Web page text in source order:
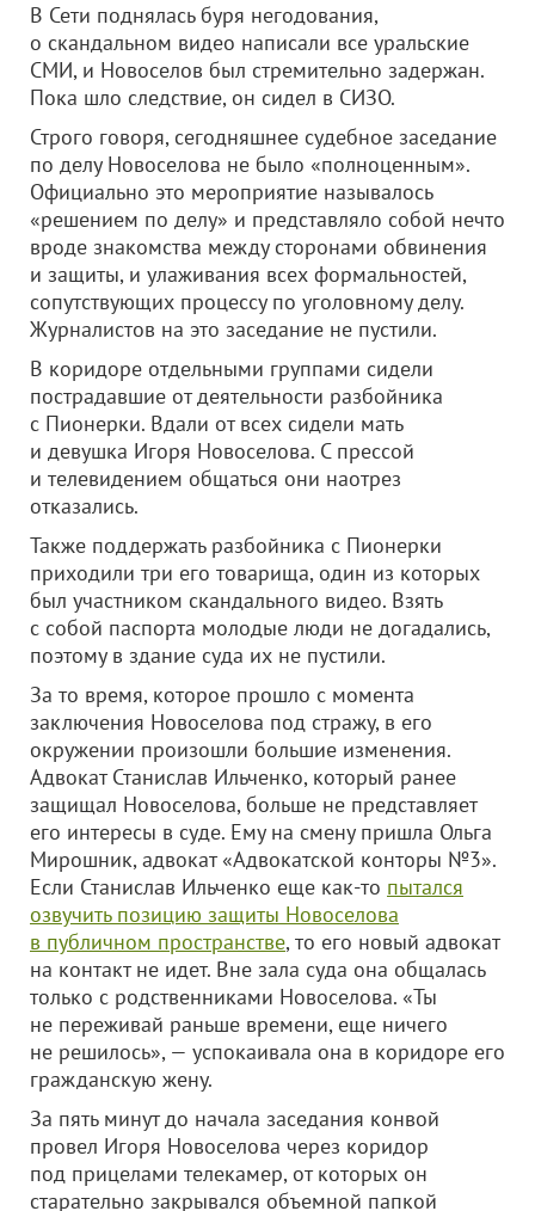
В Сети поднялась буря негодования,
о скандальном видео написали все уральские
СМИ, и Новоселов был стремительно задержан.
Пока шло следствие, он сидел в СИЗО.
Строго говоря, сегодняшнее судебное заседание
по делу Новоселова не было «полноценным».
Официально это мероприятие называлось
«решением по делу» и представляло собой нечто
вроде знакомства между сторонами обвинения
и защиты, и улаживания всех формальностей,
сопутствующих процессу по уголовному делу.
Журналистов на это заседание не пустили.
В коридоре отдельными группами сидели
пострадавшие от деятельности разбойника
с Пионерки. Вдали от всех сидели мать
и девушка Игоря Новоселова. С прессой
и телевидением общаться они наотрез
отказались.
Также поддержать разбойника с Пионерки
приходили три его товарища, один из которых
был участником скандального видео. Взять
с собой паспорта молодые люди не догадались,
поэтому в здание суда их не пустили.
За то время, которое прошло с момента
заключения Новоселова под стражу, в его
окружении произошли большие изменения.
Адвокат Станислав Ильченко, который ранее
защищал Новоселова, больше не представляет
его интересы в суде. Ему на смену пришла Ольга
Мирошник, адвокат «Адвокатской конторы №3».
Если Станислав Ильченко еще как-то пытался
озвучить позицию защиты Новоселова
в публичном пространстве, то его новый адвокат
на контакт не идет. Вне зала суда она общалась
только с родственниками Новоселова. «Ты
не переживай раньше времени, еще ничего
не решилось», — успокаивала она в коридоре его
гражданскую жену.
За пять минут до начала заседания конвой
провел Игоря Новоселова через коридор
под прицелами телекамер, от которых он
старательно закрывался объемной папкой